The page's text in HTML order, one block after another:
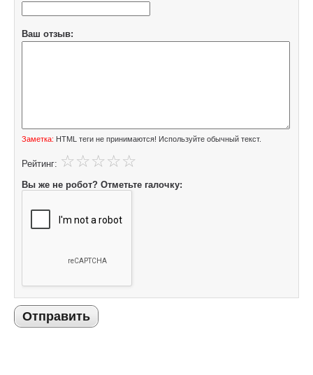
Ваш отзыв:
Заметка: HTML теги не принимаются! Используйте обычный текст.
Рейтинг:
Вы же не робот? Отметьте галочку:
Отправить